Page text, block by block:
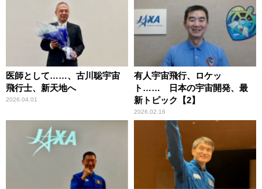
医師として……、古川聡宇宙
飛行士、新天地へ
2026.04.01
有人宇宙飛行、ロケッ
ト…… 日本の宇宙開発、最
新トピック【2】
2026.02.16